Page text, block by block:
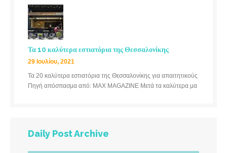
Τα 10 καλύτερα εστιατόρια της Θεσσαλονίκης
29 Ιουλίου, 2021
Τα 20 καλύτερα εστιατόρια της Θεσσαλονίκης για απαιτητικούς
Πηγή απόσπασμα από: MAX MAGAZINE Μετά τα καλύτερα μα
Daily Post Archive